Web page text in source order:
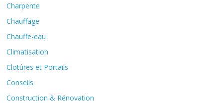
Charpente
Chauffage
Chauffe-eau
Climatisation
Clotûres et Portails
Conseils
Construction & Rénovation